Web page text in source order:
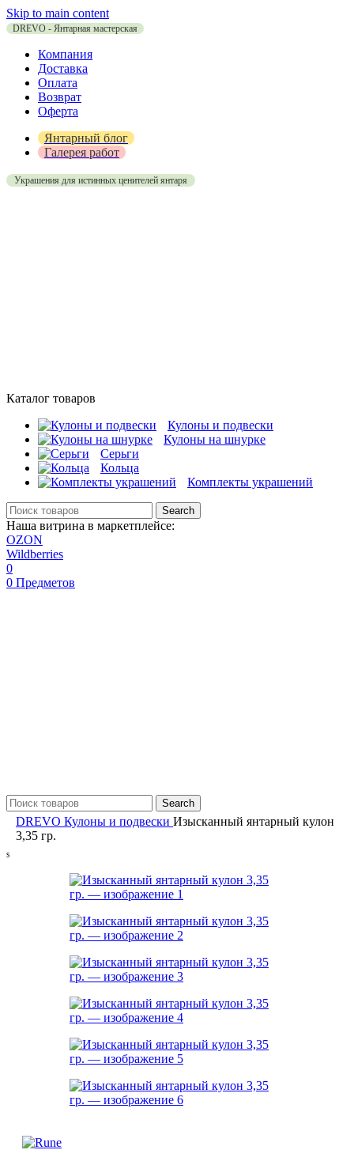
Skip to main content
DREVO - Янтарная мастерская
Компания
Доставка
Оплата
Возврат
Оферта
Янтарный блог
Галерея работ
Украшения для истинных ценителей янтаря
Каталог товаров
Кулоны и подвески
Кулоны на шнурке
Серьги
Кольца
Комплекты украшений
Search
Наша витрина в маркетплейсе:
OZON
Wildberries
0
0 Предметов
Search
DREVO Кулоны и подвески Изысканный янтарный кулон
3,35 гр.
S